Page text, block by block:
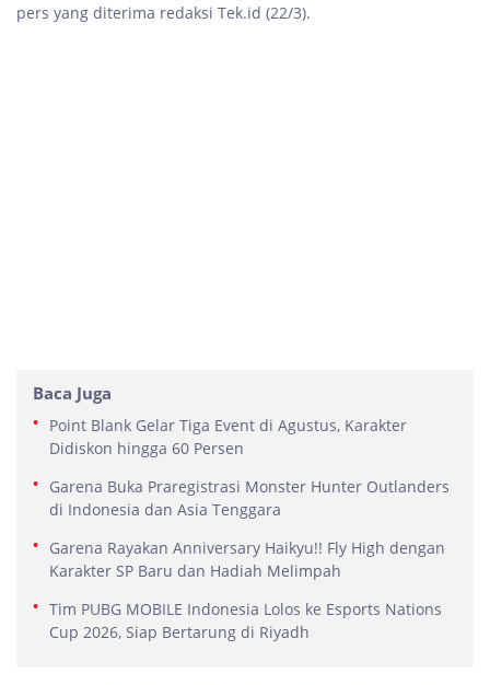
pers yang diterima redaksi Tek.id (22/3).
Baca Juga
Point Blank Gelar Tiga Event di Agustus, Karakter
Didiskon hingga 60 Persen
Garena Buka Praregistrasi Monster Hunter Outlanders
di Indonesia dan Asia Tenggara
Garena Rayakan Anniversary Haikyu!! Fly High dengan
Karakter SP Baru dan Hadiah Melimpah
Tim PUBG MOBILE Indonesia Lolos ke Esports Nations
Cup 2026, Siap Bertarung di Riyadh